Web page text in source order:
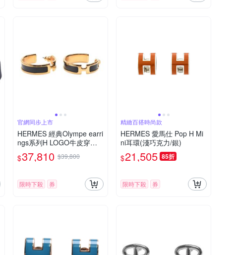
官網同步上市
HERMES 經典Olympe earri
ngs系列H LOGO牛皮穿式
耳環(金/黑色)
$37,810 $39,800
限時下殺 券
精緻百搭時尚款
HERMES 愛馬仕 Pop H Mi
ni耳環(淺巧克力/銀)
$21,505 85折
限時下殺 券